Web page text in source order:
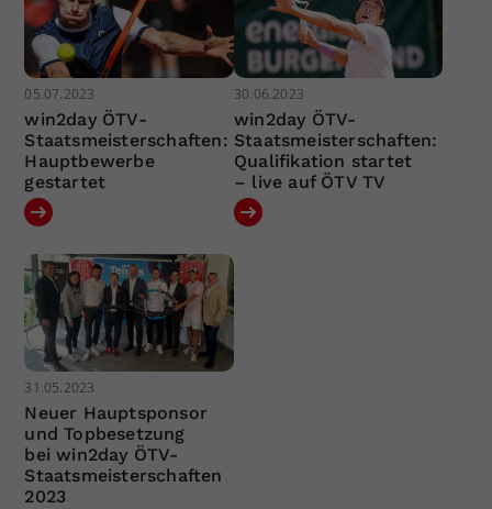
05.07.2023
win2day ÖTV-
Staatsmeisterschaften:
Hauptbewerbe
gestartet
30.06.2023
win2day ÖTV-
Staatsmeisterschaften:
Qualifikation startet
– live auf ÖTV TV
31.05.2023
Neuer Hauptsponsor
und Topbesetzung
bei win2day ÖTV-
Staatsmeisterschaften
2023